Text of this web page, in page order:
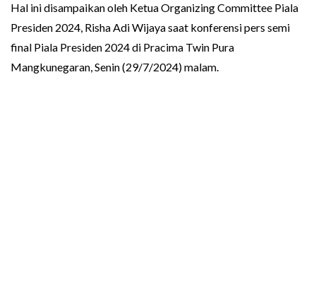
Hal ini disampaikan oleh Ketua Organizing Committee Piala
Presiden 2024, Risha Adi Wijaya saat konferensi pers semi
final Piala Presiden 2024 di Pracima Twin Pura
Mangkunegaran, Senin (29/7/2024) malam.